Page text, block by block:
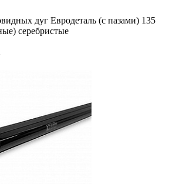
дуг Евродеталь (с пазами) 135
серебристые